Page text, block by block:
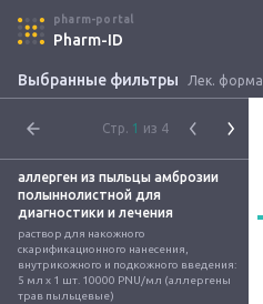
pharm-portal
Pharm-ID
Выбранные фильтры Лек. форма
Стр. 1 из 4
аллерген из пыльцы амброзии
полыннолистной для
диагностики и лечения
раствор для накожного
скарификационного нанесения,
внутрикожного и подкожного введения:
5 мл x 1 шт. 10000 PNU/мл (аллергены
трав пыльцевые)